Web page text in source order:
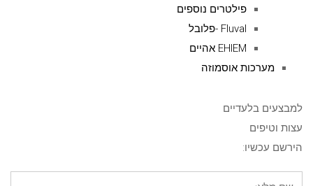
פילטרים נוספים
Fluval -פלובל
EHIEM אהיים
מערכות אוסמוזה
למבצעים בלעדיים
עצות וטיפים
הירשם עכשיו: